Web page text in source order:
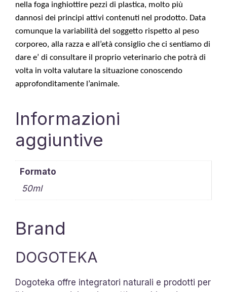
nella foga inghiottire pezzi di plastica, molto più
dannosi dei principi attivi contenuti nel prodotto. Data
comunque la variabilità del soggetto rispetto al peso
corporeo, alla razza e all’età consiglio che ci sentiamo di
dare e’ di consultare il proprio veterinario che potrà di
volta in volta valutare la situazione conoscendo
approfonditamente l’animale.
Informazioni
aggiuntive
Formato
50ml
Brand
DOGOTEKA
Dogoteka offre integratori naturali e prodotti per